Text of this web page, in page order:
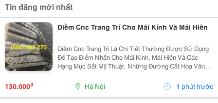
Tin đăng mới nhất
Diềm Cnc Trang Trí Cho Mái Kính Và Mái Hiên
Diềm Cnc Trang Trí Là Chi Tiết Thường Được Sử Dụng
Để Tạo Điểm Nhấn Cho Mái Kính, Mái Hiên Và Các
Hạng Mục Sắt Mỹ Thuật. Những Đường Cắt Hoa Văn
Đa Dạng Giúp Phần Khung Trở Nên Mềm Mại, Nổi Bật
Và Có Tính Thẩm Mỹ Cao Hơn. Diềm Cnc Trang Trí
130.000₫ Hà Nội 1 phút trước